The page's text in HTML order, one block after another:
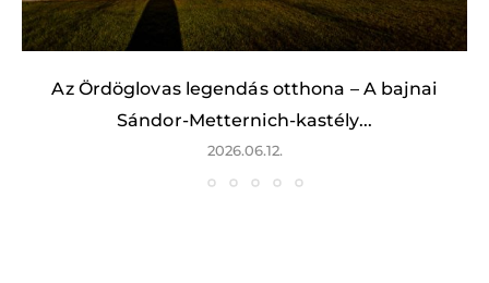
Az Ördöglovas legendás otthona – A bajnai
Sándor-Metternich-kastély...
2026.06.12.